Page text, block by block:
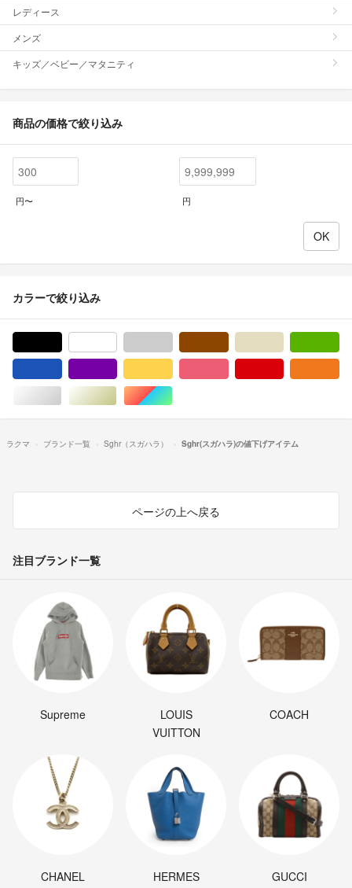
レディース
メンズ
キッズ／ベビー／マタニティ
商品の価格で絞り込み
円〜 円
カラーで絞り込み
シルバー/銀色系ゴールド/金色系マルチカラー
ラクマ ブランド一覧 Sghr（スガハラ） Sghr(スガハラ)の値下げアイテム
ページの上へ戻る
注目ブランド一覧
Supreme
LOUIS
VUITTON
COACH
CHANEL HERMES GUCCI